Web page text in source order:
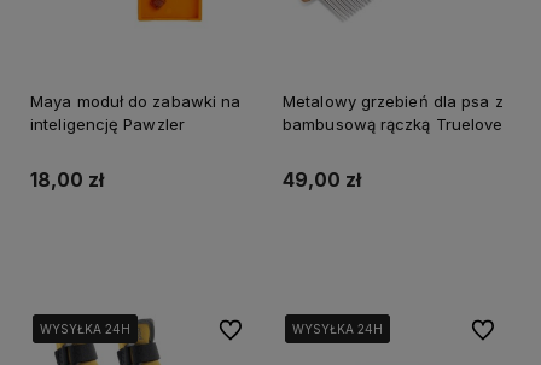
Maya moduł do zabawki na
inteligencję Pawzler
18,00 zł
Metalowy grzebień dla psa z
bambusową rączką Truelove
49,00 zł
WYSYŁKA 24H
WYSYŁKA 24H
WYSYŁKA 24H Do ulubionychWYSYŁKA 24H
WYSYŁKA 24H
WYSYŁKA 24H Do